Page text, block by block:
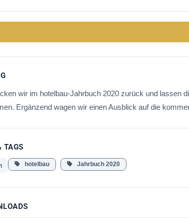
wir im hotelbau-Jahrbuch 2020 zurück und lassen
Ergänzend wagen wir einen Ausblick auf die
TAGS
hotelbau Jahrbuch 2020